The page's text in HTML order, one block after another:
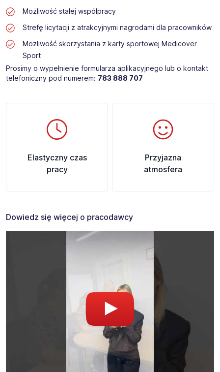
Możliwość stałej współpracy
Strefę licytacji z atrakcyjnymi nagrodami dla pracowników
Możliwość skorzystania z karty sportowej Medicover
Sport
Prosimy o wypełnienie formularza aplikacyjnego lub o kontakt
telefoniczny pod numerem: 783 888 707
Elastyczny czas
pracy
Przyjazna
atmosfera
Dowiedz się więcej o pracodawcy